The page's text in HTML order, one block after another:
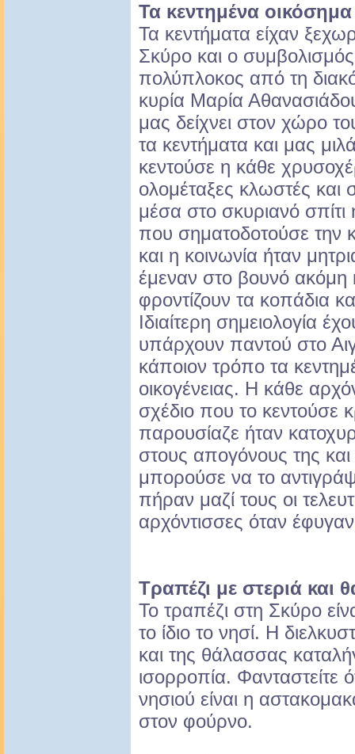
Τα κεντημένα
Τα κεντήματα είχαν
Σκύρο και ο
πολύπλοκος από τη
κυρία Μαρία
μας δείχνει στον χώρο
τα κεντήματα και μας
κεντούσε η κάθε
ολομέταξες κλωστές και
μέσα στο σκυριανό σπίτι
που σηματοδοτούσε την
και η κοινωνία ήταν
έμεναν στο βουνό ακόμη
φροντίζουν τα κοπάδια
Ιδιαίτερη σημειολογία
υπάρχουν παντού στο
κάποιον τρόπο τα
οικογένειας. Η κάθε
σχέδιο που το κεντούσε
παρουσίαζε ήταν
στους απογόνους της
μπορούσε να το
πήραν μαζί τους οι
αρχόντισσες όταν
Τραπέζι με στεριά και
Το τραπέζι στη Σκύρο
το ίδιο το νησί. Η
και της θάλασσας
ισορροπία. Φανταστείτε
νησιού είναι η
στον φούρνο.